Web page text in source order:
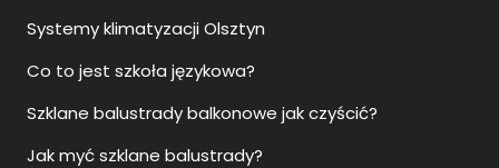
Systemy klimatyzacji Olsztyn
Co to jest szkoła językowa?
Szklane balustrady balkonowe jak czyścić?
Jak myć szklane balustrady?